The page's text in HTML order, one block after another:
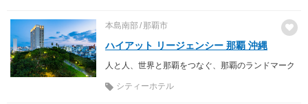
本島南部 那覇市
ハイアット リージェンシー 那覇 沖縄
人と人、世界と那覇をつなぐ、那覇のランドマーク
シティーホテル